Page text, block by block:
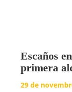
Escaños
primera
29 de